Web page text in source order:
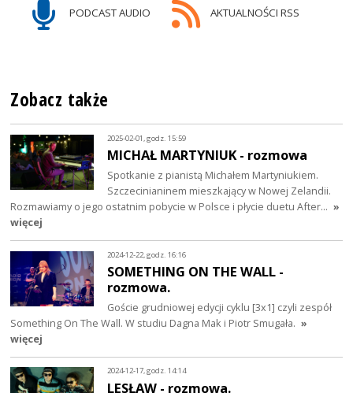
PODCAST AUDIO AKTUALNOŚCI RSS
Zobacz także
2025-02-01, godz. 15:59
MICHAŁ MARTYNIUK - rozmowa
Spotkanie z pianistą Michałem Martyniukiem.
Szczecinianinem mieszkający w Nowej Zelandii.
Rozmawiamy o jego ostatnim pobycie w Polsce i płycie duetu After… »
więcej
2024-12-22, godz. 16:16
SOMETHING ON THE WALL -
rozmowa.
Goście grudniowej edycji cyklu [3x1] czyli zespół
Something On The Wall. W studiu Dagna Mak i Piotr Smugała. »
więcej
2024-12-17, godz. 14:14
LESŁAW - rozmowa.